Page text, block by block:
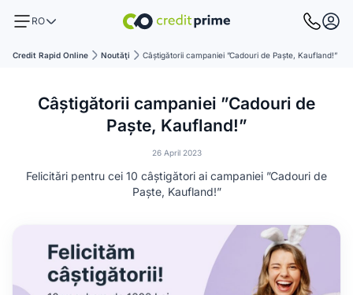
RO
Credit Rapid Online Noutăţi Câștigătorii campaniei ”Cadouri de Paște, Kaufland!”
Câștigătorii campaniei ”Cadouri de
Paște, Kaufland!”
26 April 2023
Felicitări pentru cei 10 câștigători ai campaniei ”Cadouri de
Paște, Kaufland!”